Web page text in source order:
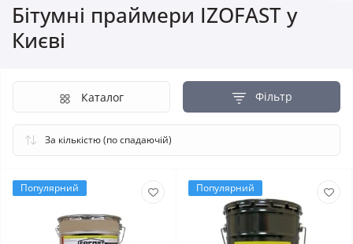
Бітумні праймери IZOFAST у
Києві
Фільтр
Каталог
Популярний Популярний